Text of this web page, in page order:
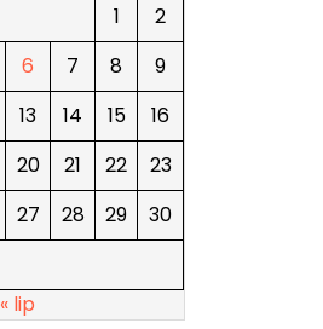
1
2
6 7 8
9
13 14 15
16
20 21 22
23
27 28 29
30
« lip